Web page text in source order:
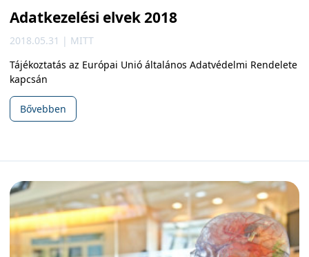
Adatkezelési elvek 2018
2018.05.31 | MITT
Tájékoztatás az Európai Unió általános Adatvédelmi Rendelete
kapcsán
Bővebben